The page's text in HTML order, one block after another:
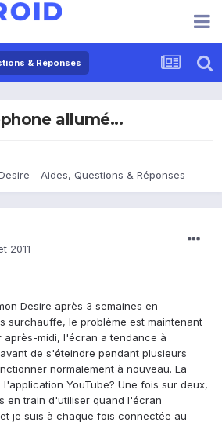
& Réponses
allumé...
- Aides, Questions & Réponses
2011
Desire après 3 semaines en
surchauffe, le problème est maintenant
après-midi, l'écran a tendance à
de s'éteindre pendant plusieurs
normalement à nouveau. La
YouTube? Une fois sur deux,
en train d'utiliser quand l'écran
je suis à chaque fois connectée au